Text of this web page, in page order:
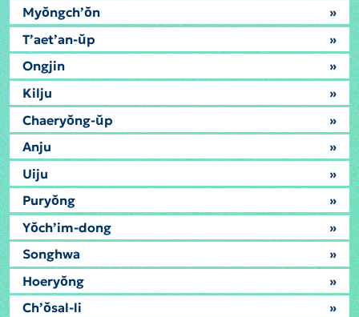
Myŏngch’ŏn
»
T’aet’an-ŭp
»
Ongjin
»
Kilju
»
Chaeryŏng-ŭp
»
Anju
»
Uiju
»
Puryŏng
»
Yŏch’im-dong
»
Songhwa
»
Hoeryŏng
»
Ch’ŏsal-li
»